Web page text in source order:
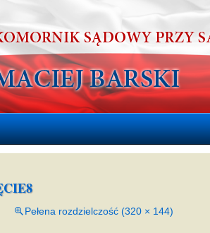
Pełena rozdzielczość (320 × 144)